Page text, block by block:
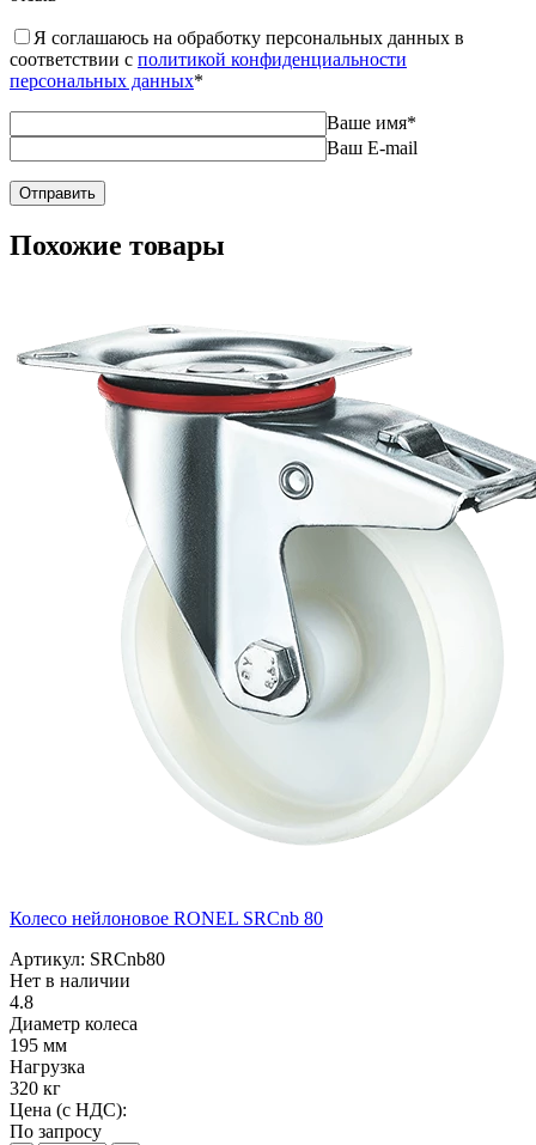
Я соглашаюсь на обработку персональных данных в
соответствии с политикой конфиденциальности
персональных данных*
Ваше имя*
Ваш E-mail
Похожие товары
Колесо нейлоновое RONEL SRCnb 80
Артикул: SRCnb80
Нет в наличии
4.8
Диаметр колеса
195 мм
Нагрузка
320 кг
Цена (с НДС):
По запросу